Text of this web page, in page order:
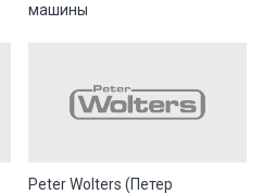
машины
Peter Wolters (Петер